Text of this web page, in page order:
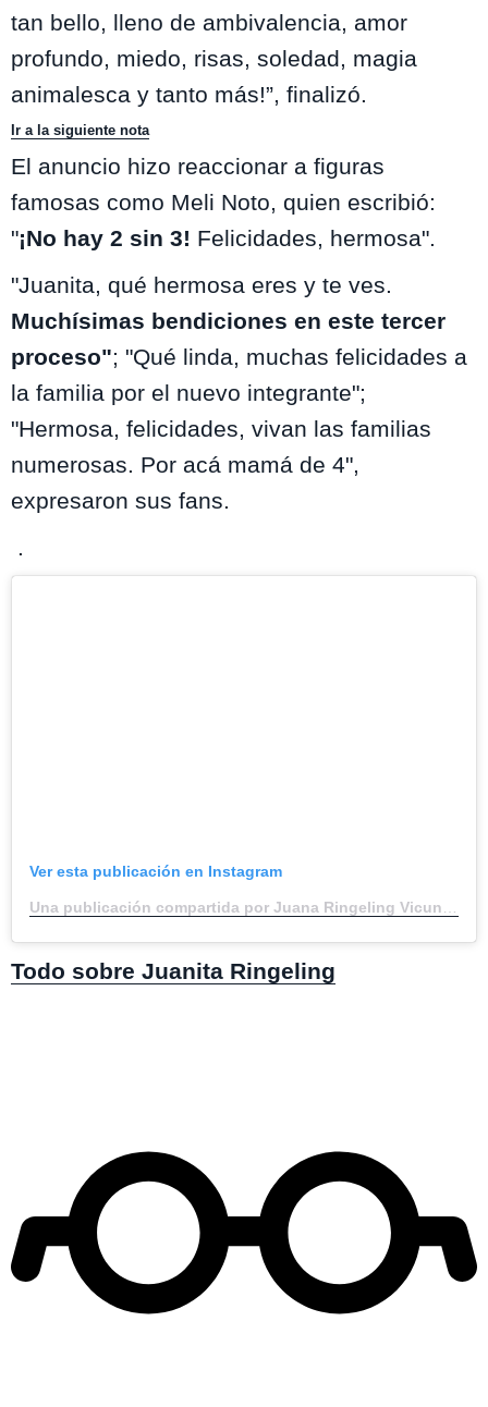
tan bello, lleno de ambivalencia, amor
profundo, miedo, risas, soledad, magia
animalesca y tanto más!”, finalizó.
Ir a la siguiente nota
El anuncio hizo reaccionar a figuras
famosas como Meli Noto, quien escribió:
"¡No hay 2 sin 3! Felicidades, hermosa".
"Juanita, qué hermosa eres y te ves.
Muchísimas bendiciones en este tercer
proceso"; "Qué linda, muchas felicidades a
la familia por el nuevo integrante";
"Hermosa, felicidades, vivan las familias
numerosas. Por acá mamá de 4",
expresaron sus fans.
.
Ver esta publicación en Instagram
Todo sobre Juanita Ringeling